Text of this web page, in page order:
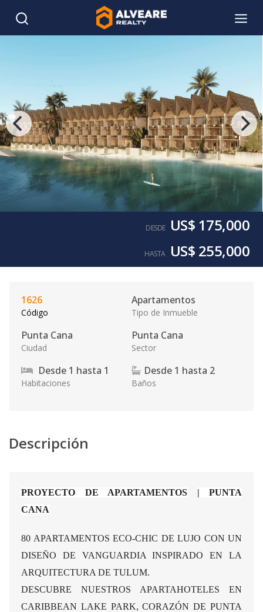
DESDE US$ 175,000
HASTA US$ 255,000
1626
Código
Apartamentos
Tipo de Inmueble
Punta Cana
Ciudad
Punta Cana
Sector
Desde 1 hasta 1
Habitaciones
Desde 1 hasta 2
Baños
Descripción
PROYECTO DE APARTAMENTOS
| PUNTA
CANA
80 APARTAMENTOS ECO-CHIC DE LUJO CON UN
DISEÑO DE VANGUARDIA INSPIRADO EN LA
ARQUITECTURA DE TULUM.
DESCUBRE NUESTROS APARTAHOTELES EN
CARIBBEAN LAKE PARK, CORAZÓN DE PUNTA